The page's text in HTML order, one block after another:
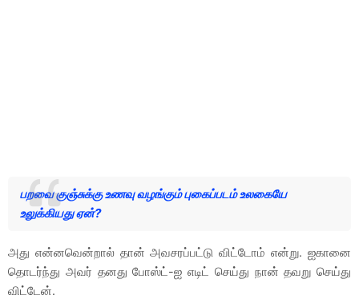
பறவை குஞ்சுக்கு உணவு வழங்கும் புகைப்படம் உலகையே
உலுக்கியது ஏன்?
அது என்னவென்றால் தான் அவசரப்பட்டு விட்டோம் என்று. ஐகானை
தொடர்ந்து அவர் தனது போஸ்ட்-ஐ எடிட் செய்து நான் தவறு செய்து
விட்டேன்.